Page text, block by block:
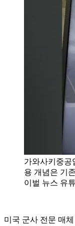
가와사키중공
용 개념은 기
이벌 뉴스 유
미국 군사 전문 매